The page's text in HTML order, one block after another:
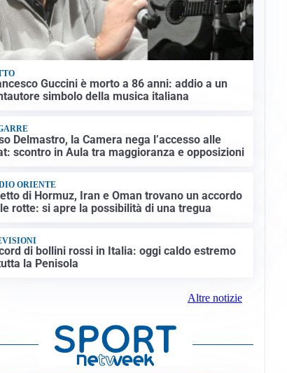
Guccini è morto a 86 anni: addio a un
simbolo della musica italiana
Delmastro, la Camera nega l’accesso alle
scontro in Aula tra maggioranza e opposizioni
ORIENTE
di Hormuz, Iran e Oman trovano un accordo
rotte: si apre la possibilità di una tregua
di bollini rossi in Italia: oggi caldo estremo
la Penisola
Altre notizie